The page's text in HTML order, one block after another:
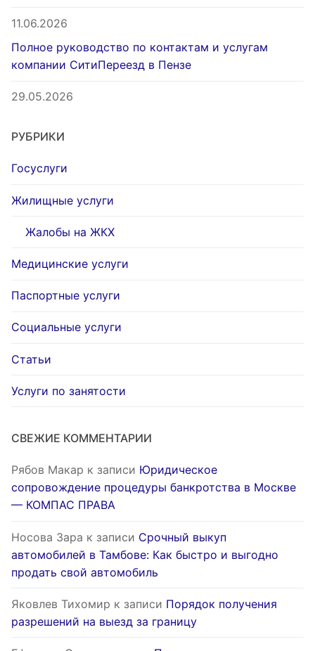
11.06.2026
Полное руководство по контактам и услугам
компании СитиПереезд в Пензе
29.05.2026
РУБРИКИ
Госуслуги
Жилищные услуги
Жалобы на ЖКХ
Медицинские услуги
Паспортные услуги
Социальные услуги
Статьи
Услуги по занятости
СВЕЖИЕ КОММЕНТАРИИ
Рябов Макар к записи Юридическое
сопровождение процедуры банкротства в Москве
— КОМПАС ПРАВА
Носова Зара к записи Срочный выкуп
автомобилей в Тамбове: Как быстро и выгодно
продать свой автомобиль
Яковлев Тихомир к записи Порядок получения
разрешений на выезд за границу